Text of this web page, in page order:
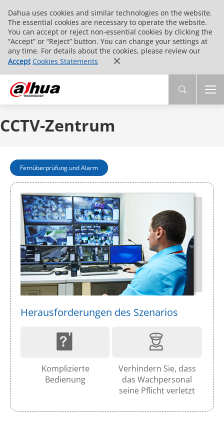
Dahua uses cookies and similar technologies on the website.
The essential cookies are necessary to operate the website.
You can accept or reject non-essential cookies by clicking the
“Accept” or “Reject” button. You can change your settings at
any time. For details about the cookies, please review our
Accept Cookies Statements
CCTV-Zentrum
Fernüberprüfung und Alarm
Herausforderungen des Szenarios
Komplizierte
Bedienung
Verhindern Sie, dass
das Wachpersonal
seine Pflicht verletzt